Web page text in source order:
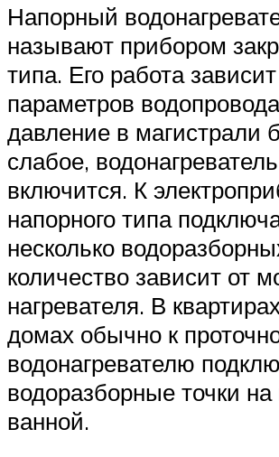
Напорный
называют прибором
типа. Его работа
параметров
давление в магистрали
слабое,
включится. К
напорного типа
несколько
количество зависит от
нагревателя. В
домах обычно к
водонагревателю
водоразборные точки на
ванной.